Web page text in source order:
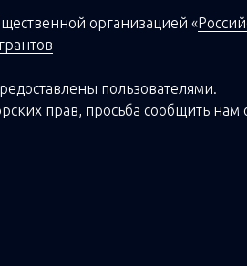
организацией«
пользователями.
прав, просьба сообщить нам